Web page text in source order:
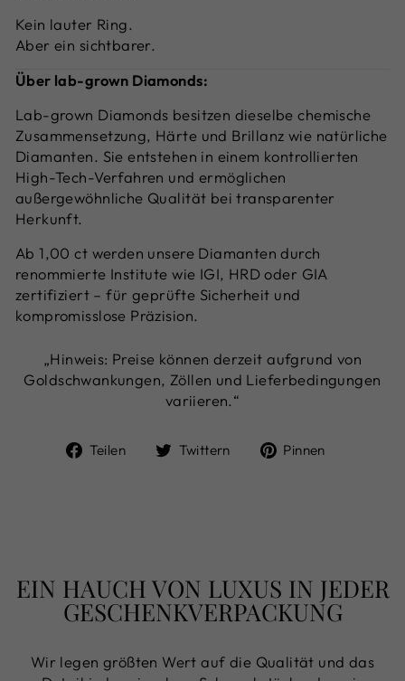
Kein lauter Ring.
Aber ein sichtbarer.
Über lab-grown Diamonds:
Lab-grown Diamonds besitzen dieselbe chemische
Zusammensetzung, Härte und Brillanz wie natürliche
Diamanten. Sie entstehen in einem kontrollierten
High-Tech-Verfahren und ermöglichen
außergewöhnliche Qualität bei transparenter
Herkunft.
Ab 1,00 ct werden unsere Diamanten durch
renommierte Institute wie IGI, HRD oder GIA
zertifiziert – für geprüfte Sicherheit und
kompromisslose Präzision.
„Hinweis: Preise können derzeit aufgrund von
Goldschwankungen, Zöllen und Lieferbedingungen
variieren.“
Teilen
Auf
Twittern
Auf
Pinnen
EIN HAUCH VON LUXUS IN JEDER
GESCHENKVERPACKUNG
Wir legen größten Wert auf die Qualität und das